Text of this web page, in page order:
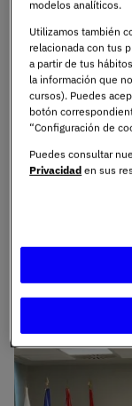
de Procuradores
dentro de la
del Ilustre
Colegio de
importancia
la profesión,
la Sala de Vistas
profesional.
modelos analíticos.
Utilizamos también
relacionada con tus
a partir de tus
la información que
cursos). Puedes
botón
“Configuración de
Puedes consultar
Privacidad en sus